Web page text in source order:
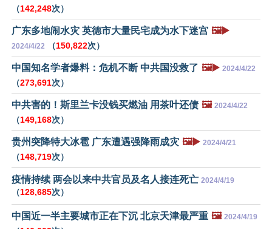
（142,248次）
广东多地闹水灾 英德市大量民宅成为水下迷宫 🖼️▶️
2024/4/22 （150,822次）
中国知名学者爆料：危机不断 中共国没救了 🖼️▶️ 2024/4/22
（273,691次）
中共害的！斯里兰卡没钱买燃油 用茶叶还债 🖼️ 2024/4/22
（149,168次）
贵州突降特大冰雹 广东遭遇强降雨成灾 🖼️▶️ 2024/4/21
（148,719次）
疫情持续 两会以来中共官员及名人接连死亡 2024/4/19
（128,685次）
中国近一半主要城市正在下沉 北京天津最严重 🖼️ 2024/4/19